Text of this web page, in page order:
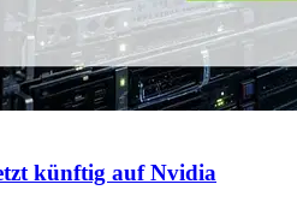
künftig auf Nvidia